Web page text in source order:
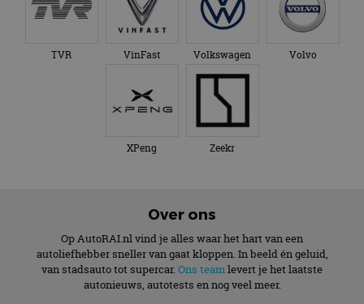
TVR VinFast Volkswagen Volvo
XPeng Zeekr
Over ons
Op AutoRAI.nl vind je alles waar het hart van een
autoliefhebber sneller van gaat kloppen. In beeld én geluid,
van stadsauto tot supercar. Ons teamlevert je het laatste
autonieuws, autotests en nog veel meer.